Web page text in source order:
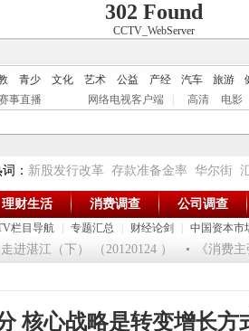
302 Found
CCTV_WebServer
青少 文化 艺术 公益 产经 汽车 旅游
事直播 网络电视客户端 高清 电影
： 新股发行改革 存款准备金率 华尔街
栏目导航 专题汇总 财经论剑 中国资本市
理财生活 消费调查 公司调查
湛江（下） （20120124 ） 《消费主
核心战略是转变增长方